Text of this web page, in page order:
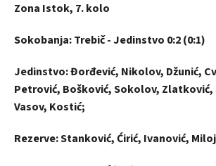
Zona Istok, 7. kolo
Sokobanja: Trebič - Jedinstvo 0:2 (0:1)
Jedinstvo: Đorđević, Nikolov, Džunić,
Petrović, Bošković, Sokolov,
Vasov, Kostić;
Rezerve: Stanković, Ćirić, Ivanović,